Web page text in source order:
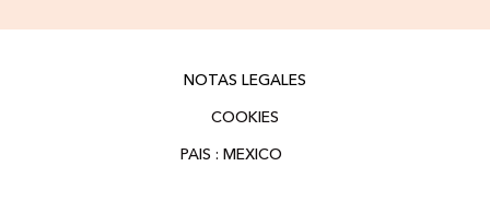
NOTAS LEGALES
COOKIES